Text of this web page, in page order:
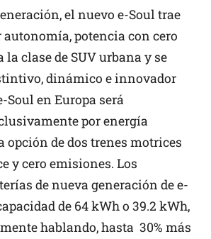
el nuevo e-Soul trae
potencia con cero
clase de SUV urbana y se
dinámico e innovador
Soul en Europa será
por energía
opción de dos trenes motrices
y cero emisiones. Los
de nueva generación de e-
de 64 kWh o 39.2 kWh,
hablando, hasta 30% más